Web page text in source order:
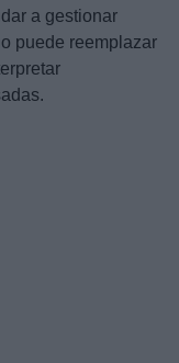
a gestionar
puede reemplazar